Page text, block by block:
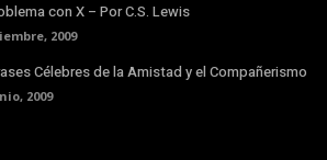
con X – Por C.S. Lewis
2009
Célebres de la Amistad y el Compañerismo
2009